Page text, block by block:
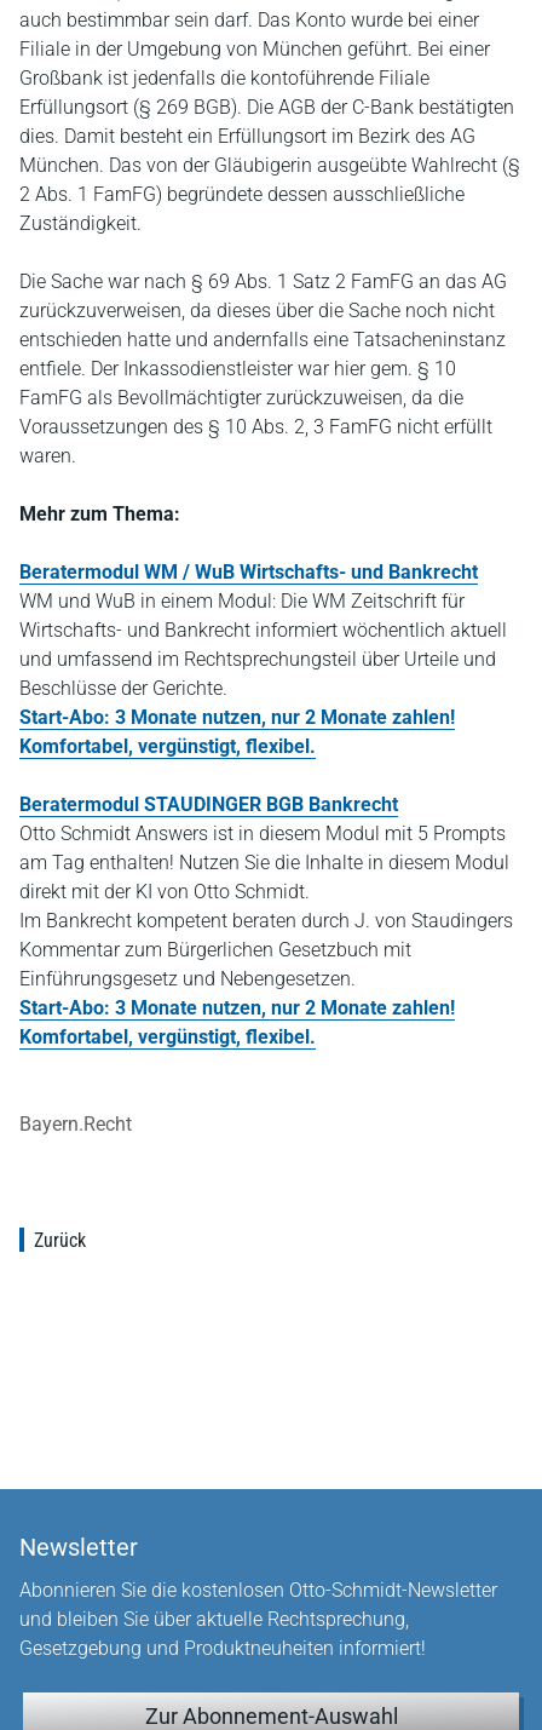
auch bestimmbar sein darf. Das Konto wurde bei einer
Filiale in der Umgebung von München geführt. Bei einer
Großbank ist jedenfalls die kontoführende Filiale
Erfüllungsort (§ 269 BGB). Die AGB der C-Bank bestätigten
dies. Damit besteht ein Erfüllungsort im Bezirk des AG
München. Das von der Gläubigerin ausgeübte Wahlrecht (§
2 Abs. 1 FamFG) begründete dessen ausschließliche
Zuständigkeit.
Die Sache war nach § 69 Abs. 1 Satz 2 FamFG an das AG
zurückzuverweisen, da dieses über die Sache noch nicht
entschieden hatte und andernfalls eine Tatsacheninstanz
entfiele. Der Inkassodienstleister war hier gem. § 10
FamFG als Bevollmächtigter zurückzuweisen, da die
Voraussetzungen des § 10 Abs. 2, 3 FamFG nicht erfüllt
waren.
Mehr zum Thema:
Beratermodul WM / WuB Wirtschafts- und Bankrecht
WM und WuB in einem Modul: Die WM Zeitschrift für
Wirtschafts- und Bankrecht informiert wöchentlich aktuell
und umfassend im Rechtsprechungsteil über Urteile und
Beschlüsse der Gerichte.
Start-Abo: 3 Monate nutzen, nur 2 Monate zahlen!
Komfortabel, vergünstigt, flexibel.
Beratermodul STAUDINGER BGB Bankrecht
Otto Schmidt Answers ist in diesem Modul mit 5 Prompts
am Tag enthalten! Nutzen Sie die Inhalte in diesem Modul
direkt mit der KI von Otto Schmidt.
Im Bankrecht kompetent beraten durch J. von Staudingers
Kommentar zum Bürgerlichen Gesetzbuch mit
Einführungsgesetz und Nebengesetzen.
Start-Abo: 3 Monate nutzen, nur 2 Monate zahlen!
Komfortabel, vergünstigt, flexibel.
Bayern.Recht
Zurück
Newsletter
Abonnieren Sie die kostenlosen Otto-Schmidt-Newsletter
und bleiben Sie über aktuelle Rechtsprechung,
Gesetzgebung und Produktneuheiten informiert!
Zur Abonnement-Auswahl